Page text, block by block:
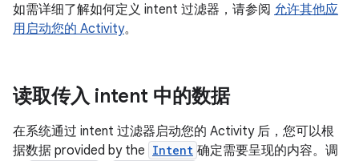
如需详细了解如何定义 intent 过滤器，请参阅 允许其他应
用启动您的 Activity。
读取传入 intent 中的数据
在系统通过 intent 过滤器启动您的 Activity 后，您可以根
据数据 provided by the Intent 确定需要呈现的内容。调